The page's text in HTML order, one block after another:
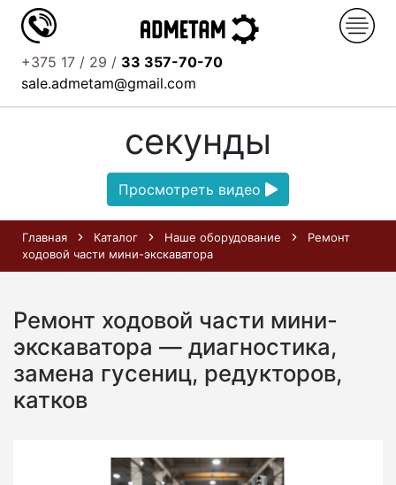
+375 17 / 29 / 33 357-70-70
sale.admetam@gmail.com
Узнайте о нас за 52
секунды
Просмотреть видео
Главная Каталог Наше оборудование
Ремонт
ходовой части мини-экскаватора
Ремонт ходовой части мини-
экскаватора — диагностика,
замена гусениц, редукторов,
катков